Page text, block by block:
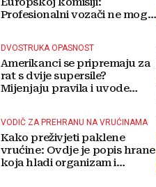
Profesionalni vozači ne mogu
DVOSTRUKA OPASNOST
Amerikanci se pripremaju za
rat s dvije supersile?
Mijenjaju pravila i uvode
VODIČ ZA PREHRANU NA VRUĆINAMA
Kako preživjeti paklene
vrućine: Ovdje je popis hrane
koja hladi organizam i